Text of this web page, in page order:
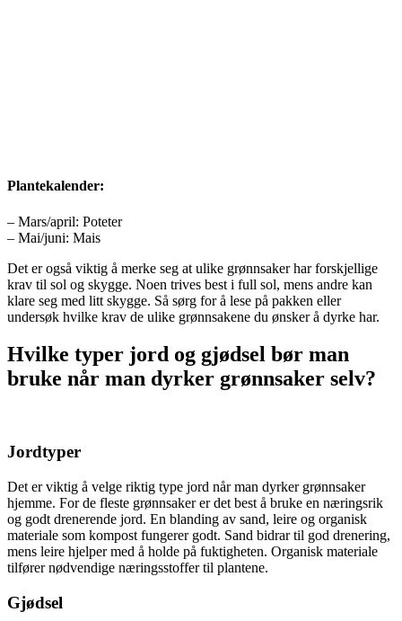
Plantekalender:
– Mars/april: Poteter
– Mai/juni: Mais
Det er også viktig å merke seg at ulike grønnsaker har forskjellige
krav til sol og skygge. Noen trives best i full sol, mens andre kan
klare seg med litt skygge. Så sørg for å lese på pakken eller
undersøk hvilke krav de ulike grønnsakene du ønsker å dyrke har.
Hvilke typer jord og gjødsel bør man
bruke når man dyrker grønnsaker selv?
Jordtyper
Det er viktig å velge riktig type jord når man dyrker grønnsaker
hjemme. For de fleste grønnsaker er det best å bruke en næringsrik
og godt drenerende jord. En blanding av sand, leire og organisk
materiale som kompost fungerer godt. Sand bidrar til god drenering,
mens leire hjelper med å holde på fuktigheten. Organisk materiale
tilfører nødvendige næringsstoffer til plantene.
Gjødsel